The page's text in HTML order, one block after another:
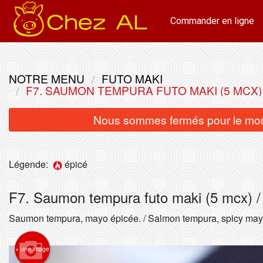
Commander en ligne
NOTRE MENU FUTO MAKI
F7. SAUMON TEMPURA FUTO MAKI (5
Nous sommes fermés pour le
Légende: épicé
F7. Saumon tempura futo maki (5 mcx)
Saumon tempura, mayo épicée. / Salmon tempura, spicy
+ une image